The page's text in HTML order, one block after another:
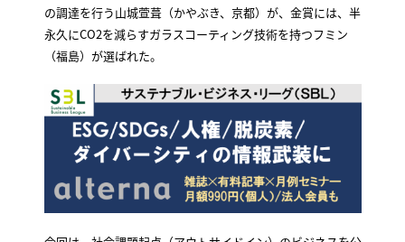
の調達を行う山城萱葺（かやぶき、京都）が、金賞には、半
永久にCO2を減らすガラスコーティング技術を持つフミン
（福島）が選ばれた。